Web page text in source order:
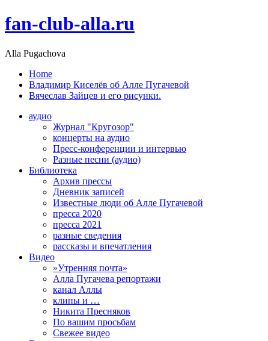
fan-club-alla.ru
Alla Pugachova
Home
Владимир Киселёв об Алле Пугачевой
Вячеслав Зайцев и его рисунки.
аудио
Журнал "Кругозор"
концерты на аудио
Пресс-конференции и интервью
Разные песни (аудио)
Библиотека
Архив прессы
Дневник записей
Известные люди об Алле Пугачевой
пресса 2020
пресса 2021
разные сведения
рассказы и впечатления
Видео
»Утренняя почта»
Алла Пугачева репортажи
канал Аллы
клипы и …
Никита Пресняков
По вашим просьбам
Свежее видео